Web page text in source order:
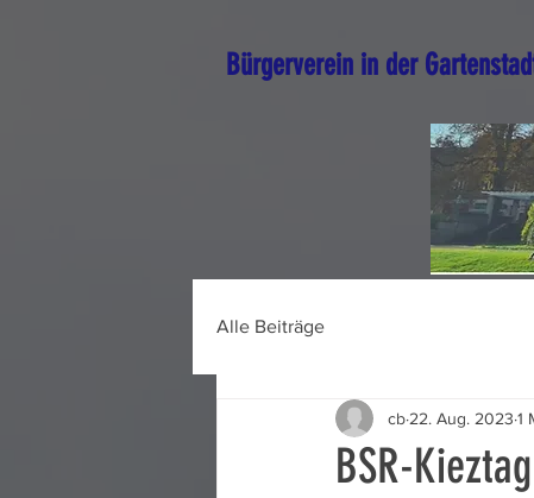
Bürgerverein in der
Alle Beiträge
BSR-
cb 22. Aug. 2023 1